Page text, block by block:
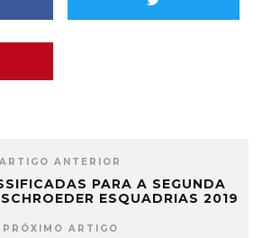
ARTIGO ANTERIOR
PARA A SEGUNDA
ESQUADRIAS 2019
PRÓXIMO ARTIGO